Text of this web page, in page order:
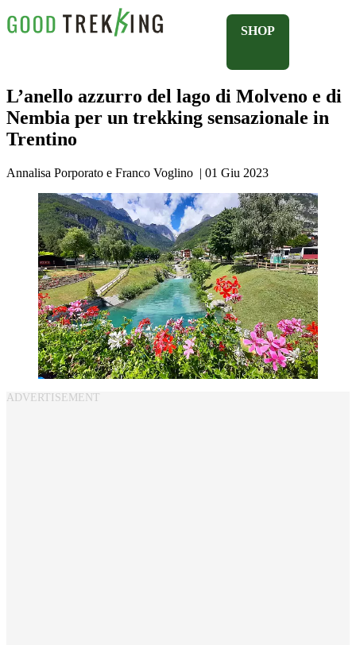
SHOP
L’anello azzurro del lago di Molveno e di
Nembia per un trekking sensazionale in
Trentino
Annalisa Porporato e Franco Voglino | 01 Giu 2023